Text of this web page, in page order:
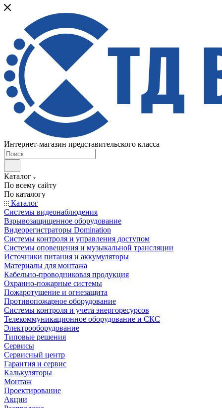
Интернет-магазин представительского класса
Каталог
По всему сайту
По каталогу
Каталог
Системы видеонаблюдения
Взрывозащищенное оборудование
Видеорегистраторы Domination
Системы контроля и управления доступом
Системы оповещения и музыкальной трансляции
Источники питания и аккумуляторы
Материалы для монтажа
Кабельно-проводниковая продукция
Охранно-пожарные системы
Пожаротушение и огнезащита
Противопожарное оборудование
Системы контроля и учета энергоресурсов
Телекоммуникационное оборудование и СКС
Электрооборудование
Типовые решения
Сервисы
Сервисный центр
Гарантия и сервис
Калькуляторы
Монтаж
Проектирование
Акции